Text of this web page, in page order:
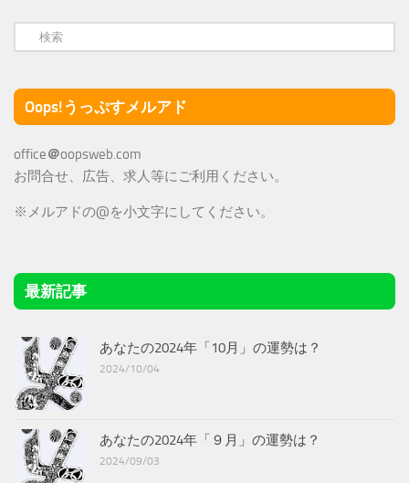
Oops!うっぷすメルアド
office＠oopsweb.com
お問合せ、広告、求人等にご利用ください。
※メルアドの@を小文字にしてください。
最新記事
あなたの2024年「10月」の運勢は？
2024/10/04
あなたの2024年「９月」の運勢は？
2024/09/03